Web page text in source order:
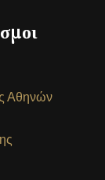
Αθηνών